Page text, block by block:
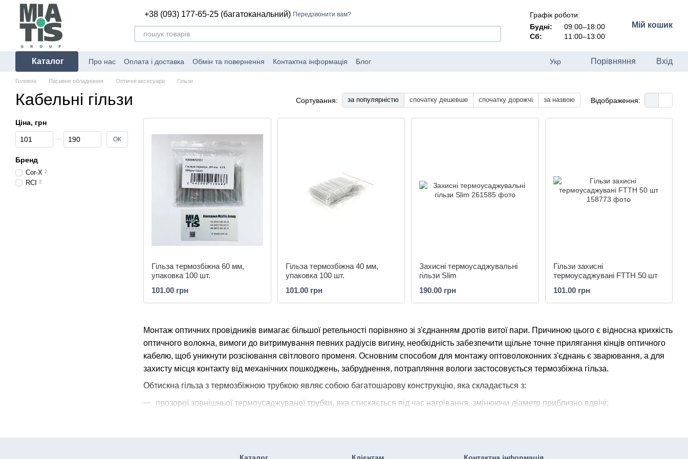
Перейти до основного контенту
+38 (093) 177-65-25 (багатоканальний) Передзвонити вам?
Графік роботи:
Будні:
09:00–18:00
Сб:
11:00–13:00
Мій кошик
Каталог Про нас Оплата і доставка Обмін та повернення Контактна інформація Блог Укр Порівняння Вхід
Головна Пасивне обладнання Оптичні аксесуари Гільзи
Кабельні гільзи Сортування: за популярністю спочатку дешевше спочатку дорожчі за назвою Відображення:
Монтаж оптичних провідників вимагає більшої ретельності порівняно зі з'єднанням дротів витої пари. Причиною цього є відносна крихкість
оптичного волокна, вимоги до витримування певних радіусів вигину, необхідність забезпечити щільне точне прилягання кінців оптичного
кабелю, щоб уникнути розсіювання світлового променя. Основним способом для монтажу оптоволоконних з'єднань є зварювання, а для
захисту місця контакту від механічних пошкоджень, забруднення, потрапляння вологи застосовується термозбіжна гільза.
Обтискна гільза з термозбіжною трубкою являє собою багатошарову конструкцію, яка складається з:
прозорої зовнішньої термоусаджуваної трубки, яка стискається під час нагрівання, змінюючи діаметр приблизно вдвічі;
Під час проведення монтажних робіт конструкція надягається на один із провідників у місці з'єднання. Після виконання зварювання її
Гільза термозбіжна 60 мм,
упаковка 100 шт.
101.00 грн
Гільза термозбіжна 40 мм,
упаковка 100 шт.
101.00 грн
Захисні термоусаджувальні
гільзи Slim
190.00 грн
Гільзи захисні
термоусаджувані FTTH 50 шт
101.00 грн
Ціна, грн
Від Ціна, грн
До Ціна, грн ОК
Бренд
Cor-X 2
RCI 2